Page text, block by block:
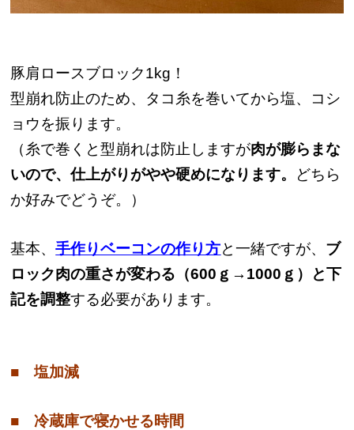
豚肩ロースブロック1kg！
型崩れ防止のため、タコ糸を巻いてから塩、コシ
ョウを振ります。
（糸で巻くと型崩れは防止しますが肉が膨らまな
いので、仕上がりがやや硬めになります。
どちら
か好みでどうぞ。）
基本、手作りベーコンの作り方と一緒ですが、 ブ
ロック肉の重さが変わる（600ｇ→1000ｇ）と下
記を調整する必要があります。
■ 塩加減
■ 冷蔵庫で寝かせる時間